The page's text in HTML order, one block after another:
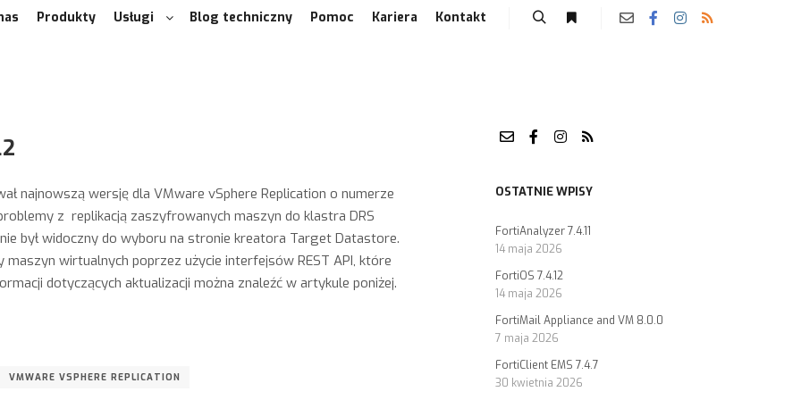
Produkty Usługi Blog techniczny Pomoc Kariera Kontakt
najnowszą wersję dla VMware vSphere Replication o numerze
z replikacją zaszyfrowanych maszyn do klastra DRS
był widoczny do wyboru na stronie kreatora Target Datastore.
wirtualnych poprzez użycie interfejsów REST API, które
dotyczących aktualizacji można znaleźć w artykule poniżej.
VMWARE VSPHERE REPLICATION
OSTATNIE WPISY
FortiAnalyzer 7.4.11
14 maja 2026
FortiOS 7.4.12
14 maja 2026
FortiMail Appliance and VM 8.0.0
7 maja 2026
FortiClient EMS 7.4.7
30 kwietnia 2026